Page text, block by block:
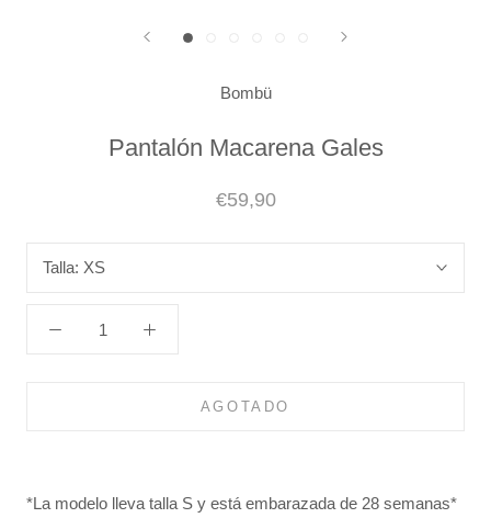
Bombü
Pantalón Macarena Gales
€59,90
Talla: XS
AGOTADO
*La modelo lleva talla S y está embarazada de 28 semanas*